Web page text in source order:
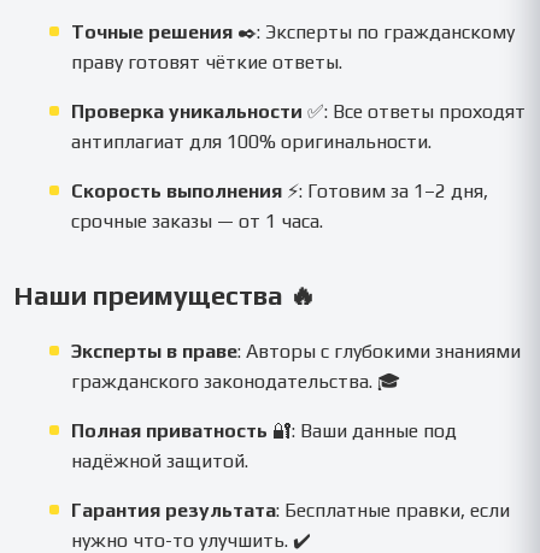
Точные решения ✒️: Эксперты по гражданскому
праву готовят чёткие ответы.
Проверка уникальности ✅: Все ответы проходят
антиплагиат для 100% оригинальности.
Скорость выполнения ⚡: Готовим за 1–2 дня,
срочные заказы — от 1 часа.
Наши преимущества 🔥
Эксперты в праве: Авторы с глубокими знаниями
гражданского законодательства. 🎓
Полная приватность 🔐: Ваши данные под
надёжной защитой.
Гарантия результата: Бесплатные правки, если
нужно что-то улучшить. ✔️